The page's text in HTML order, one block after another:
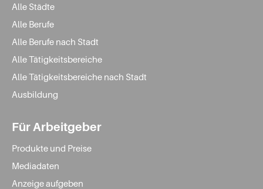
Alle Städte
Alle Berufe
Alle Berufe nach Stadt
Alle Tätigkeitsbereiche
Alle Tätigkeitsbereiche nach Stadt
Ausbildung
Für Arbeitgeber
Produkte und Preise
Mediadaten
Anzeige aufgeben